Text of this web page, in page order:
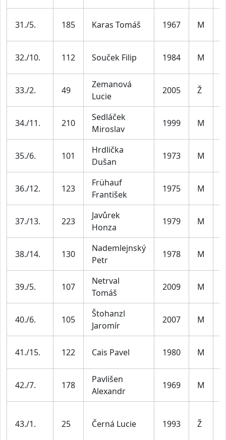
31./5. 185 Karas Tomáš 1967 M
32./10. 112 Souček Filip 1984 M
33./2. 49
Zemanová
Lucie
2005 Ž
34./11. 210
Sedláček
Miroslav
1999 M
35./6. 101
Hrdlička
Dušan
1973 M
36./12. 123
Frühauf
František
1975 M
37./13. 223
Javůrek
Honza
1979 M
38./14. 130
Nademlejnský
Petr
1978 M
39./5. 107
Netrval
Tomáš
2009 M
40./6. 105
Štohanzl
Jaromír
2007 M
41./15. 122 Cais Pavel 1980 M
42./7. 178
Pavlišen
Alexandr
1969 M
43./1. 25 Černá Lucie 1993 Ž